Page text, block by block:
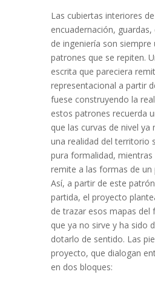
Las cubiertas interiores
encuadernación,
de ingeniería son siempre
patrones que se repiten.
escrita que pareciera
representacional a partir
fuese construyendo la
estos patrones recuerda
que las curvas de nivel ya
una realidad del territorio
pura formalidad,
remite a las formas de un
Así, a partir de este
partida, el proyecto
de trazar esos mapas del
que ya no sirve y ha sido
dotarlo de sentido. Las
proyecto, que dialogan
en dos bloques: